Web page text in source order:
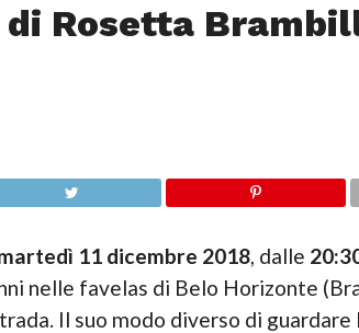
Rosetta
11 dicembre 2018, dalle
nelle favelas di Belo Horizonte
Il suo modo diverso di